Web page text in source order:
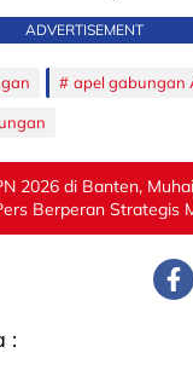
ADVERTISEMENT
apel gabungan
2026 di Banten,
Berperan Strategis
: